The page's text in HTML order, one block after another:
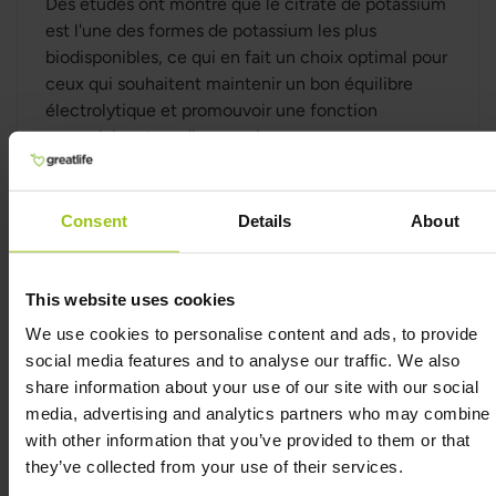
Consent Details About
This website uses cookies
We use cookies to personalise content and ads, to provide
social media features and to analyse our traffic. We also
share information about your use of our site with our social
media, advertising and analytics partners who may combine
with other information that you’ve provided to them or that
they’ve collected from your use of their services.
est l'une des formes de potassium les plus
biodisponibles, ce qui en fait un choix optimal pour
ceux qui souhaitent maintenir un bon équilibre
électrolytique et promouvoir une fonction
musculaire et cardiaque saine.
Pourquoi choisir le citrate de
potassium ?
avantages par rapport à d'autres formes de
potassium, telles que le chlorure de potassium et le
bicarbonate de potassium.
Meilleure absorption
Le citrate de potassium est efficacement absorbé